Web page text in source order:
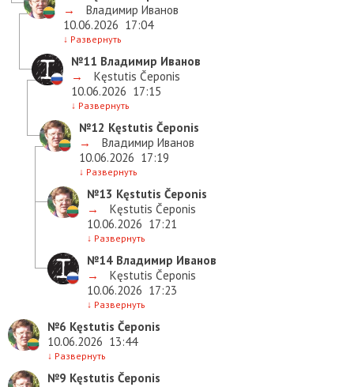
→
Владимир Иванов
10.06.2026 17:04
↓ Развернуть
№11 Владимир Иванов
→
Kęstutis Čeponis
10.06.2026 17:15
↓ Развернуть
№12 Kęstutis Čeponis
→
Владимир Иванов
10.06.2026 17:19
↓ Развернуть
№13 Kęstutis Čeponis
→
Kęstutis Čeponis
10.06.2026 17:21
↓ Развернуть
№14 Владимир Иванов
→
Kęstutis Čeponis
10.06.2026 17:23
↓ Развернуть
№6 Kęstutis Čeponis
10.06.2026 13:44
↓ Развернуть
№9 Kęstutis Čeponis